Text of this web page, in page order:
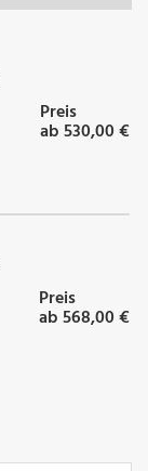
Preis
ab 530,00 €
Preis
ab 568,00 €